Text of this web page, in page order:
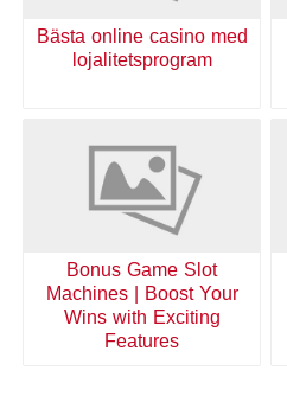
Bästa online casino med
lojalitetsprogram
Bonus Game Slot
Machines | Boost Your
Wins with Exciting
Features